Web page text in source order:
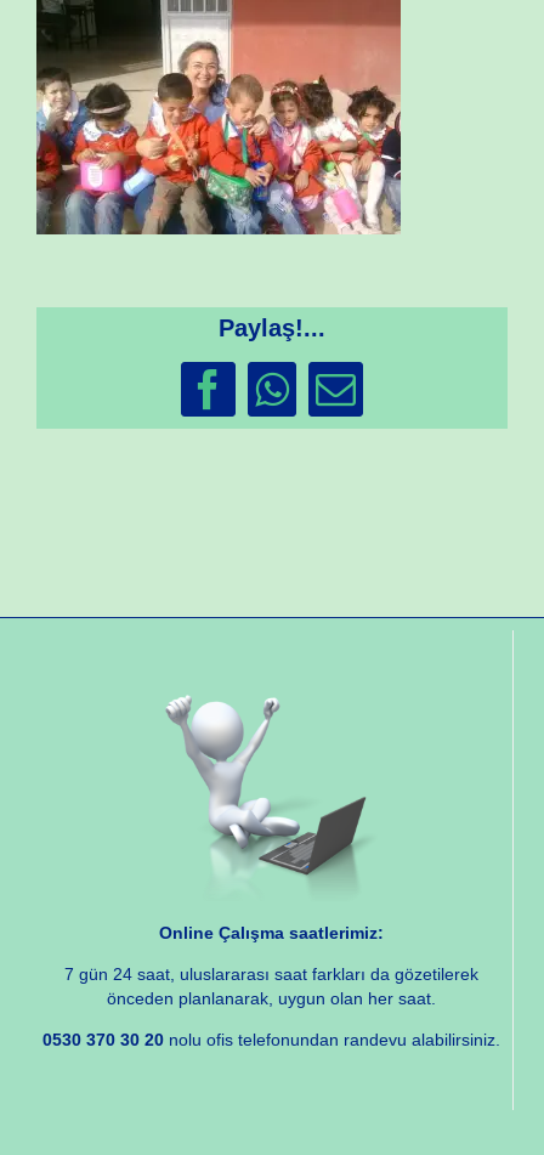
Paylaş!...
Facebook
WhatsApp
Email
Online Çalışma saatlerimiz:
7 gün 24 saat, uluslararası saat farkları da gözetilerek
önceden planlanarak, uygun olan her saat.
0530 370 30 20 nolu ofis telefonundan randevu alabilirsiniz.